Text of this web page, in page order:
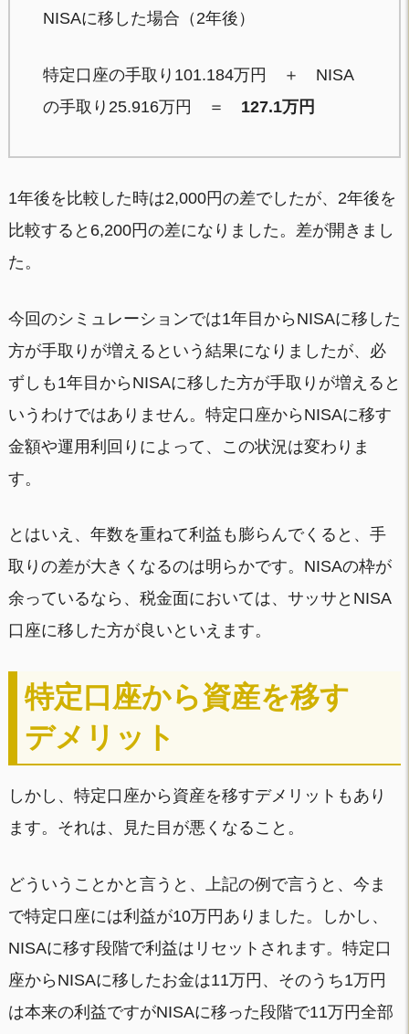
NISAに移した場合（2年後）
特定口座の手取り101.184万円 ＋ NISA
の手取り25.916万円 ＝ 127.1万円
1年後を比較した時は2,000円の差でしたが、2年後を
比較すると6,200円の差になりました。差が開きまし
た。
今回のシミュレーションでは1年目からNISAに移した
方が手取りが増えるという結果になりましたが、必
ずしも1年目からNISAに移した方が手取りが増えると
いうわけではありません。特定口座からNISAに移す
金額や運用利回りによって、この状況は変わりま
す。
とはいえ、年数を重ねて利益も膨らんでくると、手
取りの差が大きくなるのは明らかです。NISAの枠が
余っているなら、税金面においては、サッサとNISA
口座に移した方が良いといえます。
特定口座から資産を移す
デメリット
しかし、特定口座から資産を移すデメリットもあり
ます。それは、見た目が悪くなること。
どういうことかと言うと、上記の例で言うと、今ま
で特定口座には利益が10万円ありました。しかし、
NISAに移す段階で利益はリセットされます。特定口
座からNISAに移したお金は11万円、そのうち1万円
は本来の利益ですがNISAに移った段階で11万円全部